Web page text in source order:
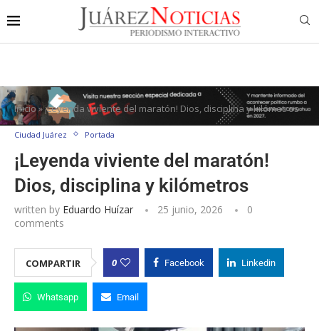
Inicio»¡Leyenda viviente del maratón! Dios, disciplina y kilómetros
Ciudad Juárez Portada
¡Leyenda viviente del maratón!
Dios, disciplina y kilómetros
written by Eduardo Huízar 25 junio, 2026
0
comments
COMPARTIR 0 Facebook Linkedin
Whatsapp Email